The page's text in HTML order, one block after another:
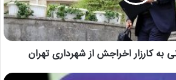
به کارزار اخراجش از شهرداری تهران